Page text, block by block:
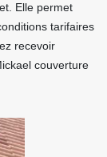
Elle permet
tarifaires
recevoir
couverture